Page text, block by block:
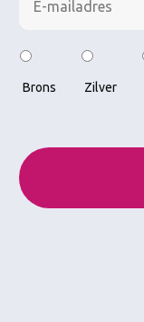
mailadres *
Type
Brons Zilver